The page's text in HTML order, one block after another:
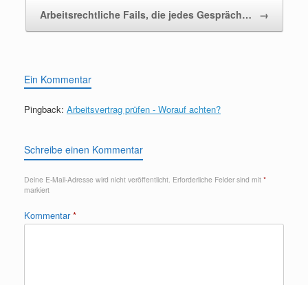
Arbeitsrechtliche Fails, die jedes Gespräch… →
Ein Kommentar
Pingback: Arbeitsvertrag prüfen - Worauf achten?
Schreibe einen Kommentar
Deine E-Mail-Adresse wird nicht veröffentlicht. Erforderliche Felder sind mit *
markiert
Kommentar*